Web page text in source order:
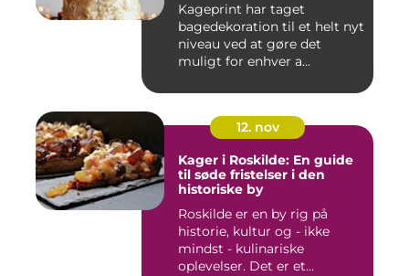
Kageprint har taget
bagedekoration til et helt nyt
niveau ved at gøre det
muligt for enhver a...
12. nov
Kager i Roskilde: En guide
til søde fristelser i den
historiske by
Roskilde er en by rig på
historie, kultur og - ikke
mindst - kulinariske
oplevelser. Det er et...